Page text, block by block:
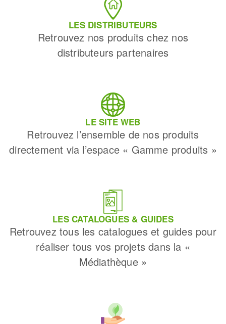
LES DISTRIBUTEURS
Retrouvez nos produits chez nos
distributeurs partenaires
LE SITE WEB
Retrouvez l’ensemble de nos produits
directement via l’espace « Gamme produits »
LES CATALOGUES & GUIDES
Retrouvez tous les catalogues et guides pour
réaliser tous vos projets dans la «
Médiathèque »